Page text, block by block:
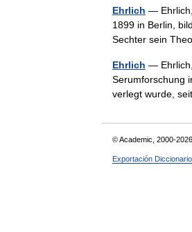
Ehrlich —
1899 in Berlin,
Sechter sein
Ehrlich —
Serumforschung
verlegt wurde,
© Academic, 2000-2026
Exportación